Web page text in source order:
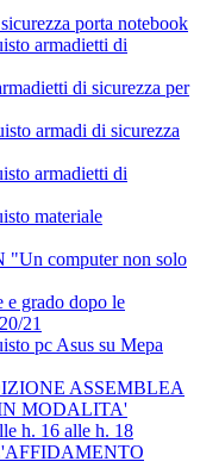
porta notebook
armadietti di
di sicurezza per
armadi di sicurezza
armadietti di
materiale
"Un computer non solo
grado dopo le
21
pc Asus su Mepa
ASSEMBLEA
MODALITA'
h. 16 alle h. 18